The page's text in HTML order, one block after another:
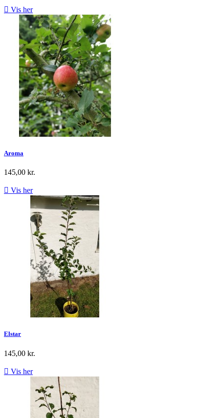
 Vis her
Aroma
145,00 kr.
 Vis her
Elstar
145,00 kr.
 Vis her